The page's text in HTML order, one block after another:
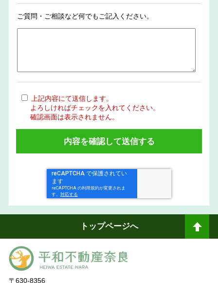
ご質問・ご相談など何でもご記入ください。
上記内容にて送信します。
よろしければチェックを入れてください。
確認画面は表示されません。
トップページへ
ージトップへ
〒630-8356